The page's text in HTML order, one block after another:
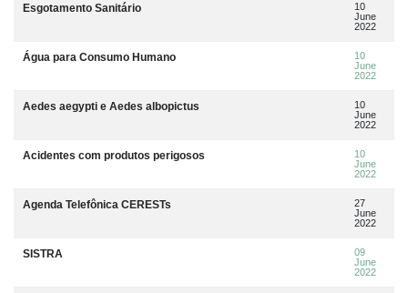
Esgotamento Sanitário
10
June
2022
Água para Consumo Humano
10
June
2022
Aedes aegypti e Aedes albopictus
10
June
2022
Acidentes com produtos perigosos
10
June
2022
Agenda Telefônica CERESTs
27
June
2022
SISTRA
09
June
2022